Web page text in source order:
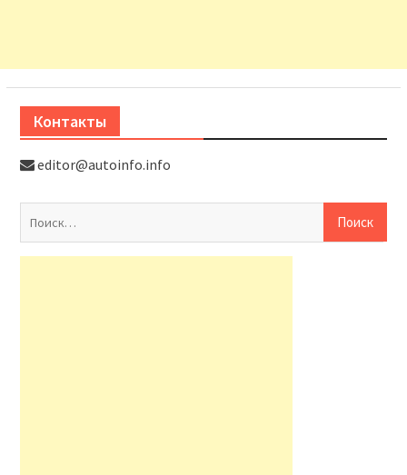
Контакты
editor@autoinfo.info